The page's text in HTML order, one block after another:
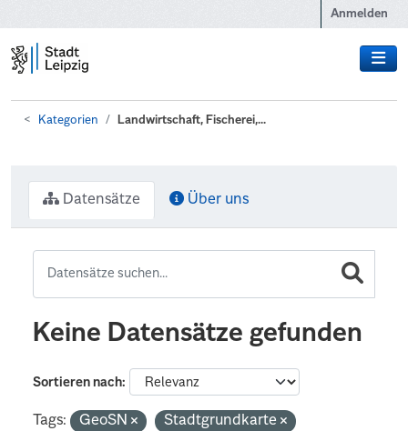
Anmelden
Kategorien Landwirtschaft, Fischerei,...
Datensätze Über uns
Keine Datensätze gefunden
Sortieren nach
Tags: GeoSN
Stadtgrundkarte